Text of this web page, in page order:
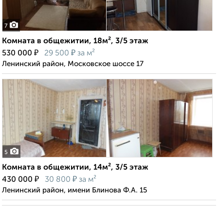
7
Комната в общежитии, 18м², 3/5 этаж
530 000 ₽ 29 500 ₽ за м²
Ленинский район, Московское шоссе 17
5
Комната в общежитии, 14м², 3/5 этаж
430 000 ₽ 30 800 ₽ за м²
Ленинский район, имени Блинова Ф.А. 15